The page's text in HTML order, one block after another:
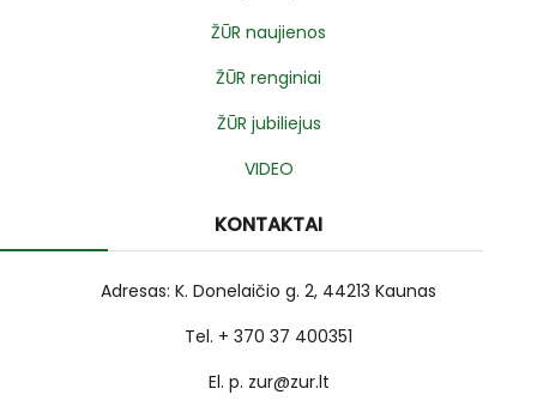
ŽŪR naujienos
ŽŪR renginiai
ŽŪR jubiliejus
VIDEO
KONTAKTAI
Adresas: K. Donelaičio g. 2, 44213 Kaunas
Tel. + 370 37 400351
El. p. zur@zur.lt